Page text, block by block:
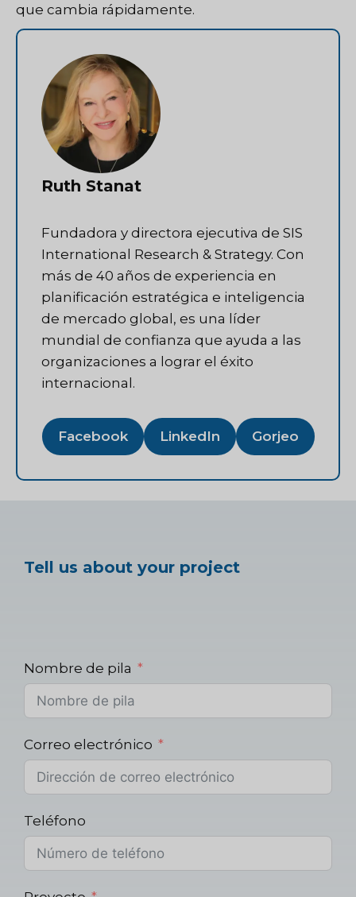
que cambia rápidamente.
Ruth Stanat
Fundadora y directora ejecutiva de SIS
International Research & Strategy. Con
más de 40 años de experiencia en
planificación estratégica e inteligencia
de mercado global, es una líder
mundial de confianza que ayuda a las
organizaciones a lograr el éxito
internacional.
Facebook LinkedIn Gorjeo
Tell us about your project
Nombre de pila
Correo electrónico
Teléfono